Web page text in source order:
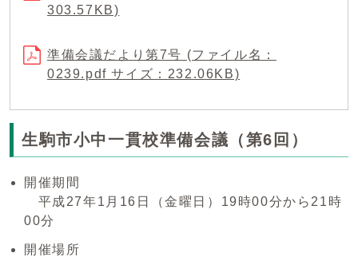
303.57KB)
準備会議だより第7号 (ファイル名：
0239.pdf サイズ：232.06KB)
生駒市小中一貫校準備会議（第6回）
開催期間
平成27年1月16日（金曜日）19時00分から21時
00分
開催場所